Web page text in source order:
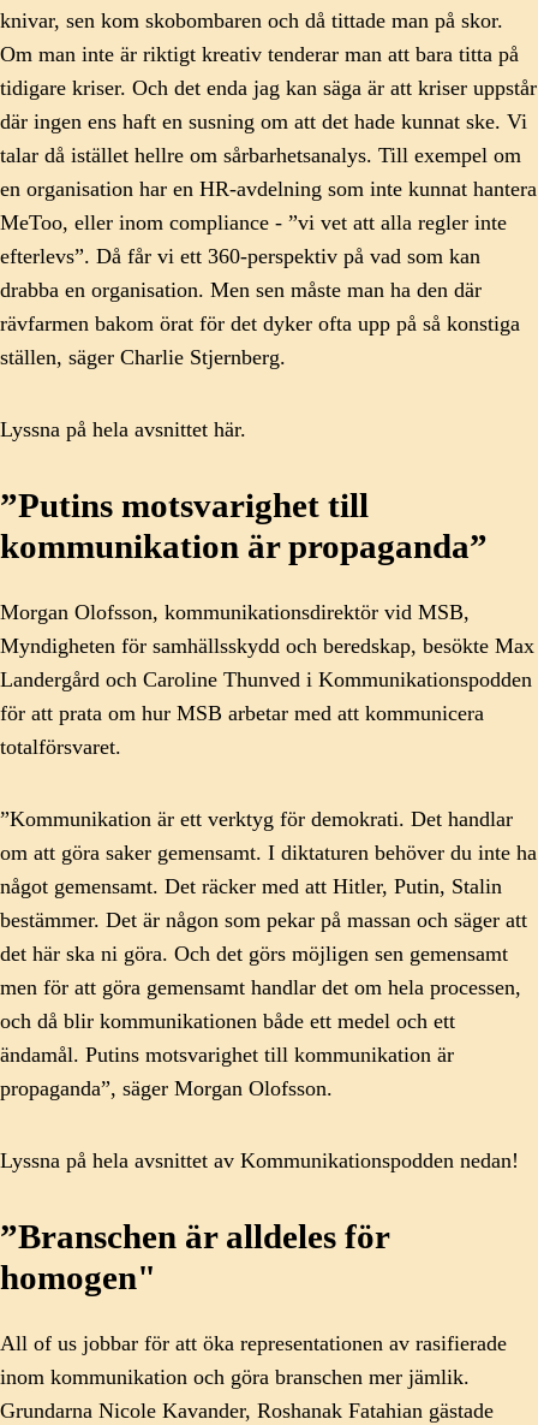
knivar, sen kom skobombaren och då tittade man på skor.
Om man inte är riktigt kreativ tenderar man att bara titta på
tidigare kriser. Och det enda jag kan säga är att kriser uppstår
där ingen ens haft en susning om att det hade kunnat ske. Vi
talar då istället hellre om sårbarhetsanalys. Till exempel om
en organisation har en HR-avdelning som inte kunnat hantera
MeToo, eller inom compliance - ”vi vet att alla regler inte
efterlevs”. Då får vi ett 360-perspektiv på vad som kan
drabba en organisation. Men sen måste man ha den där
rävfarmen bakom örat för det dyker ofta upp på så konstiga
ställen, säger Charlie Stjernberg.
Lyssna på hela avsnittet här.
”Putins motsvarighet till
kommunikation är propaganda”
Morgan Olofsson, kommunikationsdirektör vid MSB,
Myndigheten för samhällsskydd och beredskap, besökte Max
Landergård och Caroline Thunved i Kommunikationspodden
för att prata om hur MSB arbetar med att kommunicera
totalförsvaret.
”Kommunikation är ett verktyg för demokrati. Det handlar
om att göra saker gemensamt. I diktaturen behöver du inte ha
något gemensamt. Det räcker med att Hitler, Putin, Stalin
bestämmer. Det är någon som pekar på massan och säger att
det här ska ni göra. Och det görs möjligen sen gemensamt
men för att göra gemensamt handlar det om hela processen,
och då blir kommunikationen både ett medel och ett
ändamål. Putins motsvarighet till kommunikation är
propaganda”, säger Morgan Olofsson.
Lyssna på hela avsnittet av Kommunikationspodden nedan!
”Branschen är alldeles för
homogen"
All of us jobbar för att öka representationen av rasifierade
inom kommunikation och göra branschen mer jämlik.
Grundarna Nicole Kavander, Roshanak Fatahian gästade